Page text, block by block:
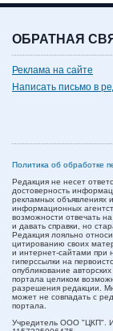
ОБРАТНАЯ
Реклама на сайте
Написать письмо в
Политика об обработке
Редакция не несет
достоверность
рекламных объявлениях
информационных
возможности отвечать
и давать справки, но
Редакция лояльно
цитированию своих
и интернет-сайтами при
гиперссылки на
опубликование
портала целиком
разрешения редакции.
может не совпадать с
портала.
Учредитель ООО "ЦКП".